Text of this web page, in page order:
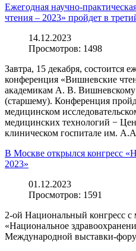
Ежегодная научно-
чтения – 2023» пройдет в
14.12.2023
Просмотров: 1498
Завтра, 15 декабря, состоится
конференция «Вишневские
академикам А. В.
(старшему). Конференция
медицинском
медицинских технологий −
клиническом госпитале им.
В Москве открылся конгресс
2023»
01.12.2023
Просмотров: 1591
2-ой Национальный конгресс
«Национальное
Международной выставки-